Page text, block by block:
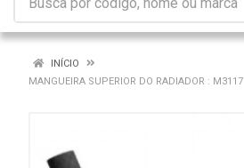
INÍCIO
MANGUEIRA SUPERIOR DO RADIADOR : M3117